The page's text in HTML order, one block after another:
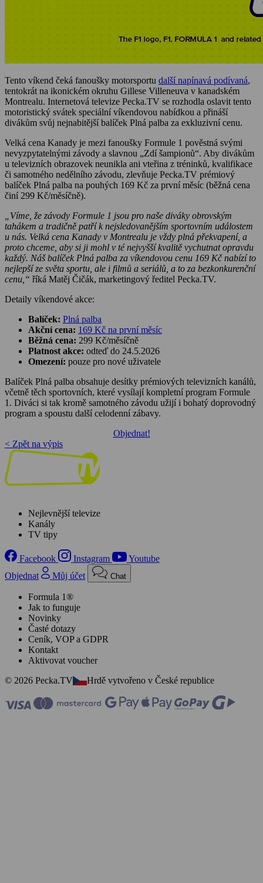
Tento víkend čeká fanoušky motorsportu další napínavá podívaná,
tentokrát na ikonickém okruhu Gillese Villeneuva v kanadském
Montrealu. Internetová televize Pecka.TV se rozhodla oslavit tento
motoristický svátek speciální víkendovou nabídkou a přináší
divákům svůj nejnabitější balíček Plná palba za exkluzivní cenu.
Velká cena Kanady je mezi fanoušky Formule 1 pověstná svými
nevyzpytatelnými závody a slavnou „Zdí šampionů“. Aby divákům
u televizních obrazovek neunikla ani vteřina z tréninků, kvalifikace
či samotného nedělního závodu, zlevňuje Pecka.TV prémiový
balíček Plná palba na pouhých 169 Kč za první měsíc (běžná cena
činí 299 Kč/měsíčně).
„Víme, že závody Formule 1 jsou pro naše diváky obrovským
tahákem a tradičně patří k nejsledovanějším sportovním událostem
u nás. Velká cena Kanady v Montrealu je vždy plná překvapení, a
proto chceme, aby si ji mohl v té nejvyšší kvalitě vychutnat opravdu
každý. Náš balíček Plná palba za víkendovou cenu 169 Kč nabízí to
nejlepší ze světa sportu, ale i filmů a seriálů, a to za bezkonkurenční
cenu,“ říká Matěj Čičák, marketingový ředitel Pecka.TV.
Detaily víkendové akce:
Balíček: Plná palba
Akční cena: 169 Kč na první měsíc
Běžná cena: 299 Kč/měsíčně
Platnost akce: odteď do 24.5.2026
Omezení: pouze pro nové uživatele
Balíček Plná palba obsahuje desítky prémiových televizních kanálů,
včetně těch sportovních, které vysílají kompletní program Formule
1. Diváci si tak kromě samotného závodu užijí i bohatý doprovodný
program a spoustu další celodenní zábavy.
Objednat!
< Zpět na výpis
Nejlevnější televize
Kanály
TV tipy
Facebook Instagram
Youtube
Objednat
Můj účet Chat
Formula 1®
Jak to funguje
Novinky
Časté dotazy
Ceník, VOP a GDPR
Kontakt
Aktivovat voucher
© 2026 Pecka.TV
Hrdě vytvořeno v České republice